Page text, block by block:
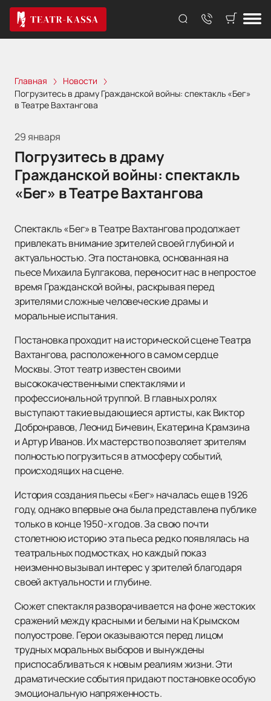
Главная
Новости
Погрузитесь в драму Гражданской войны: спектакль «Бег»
в Театре Вахтангова
29 января
Погрузитесь в драму
Гражданской войны: спектакль
«Бег» в Театре Вахтангова
Спектакль «Бег» в Театре Вахтангова продолжает
привлекать внимание зрителей своей глубиной и
актуальностью. Эта постановка, основанная на
пьесе Михаила Булгакова, переносит нас в непростое
время Гражданской войны, раскрывая перед
зрителями сложные человеческие драмы и
моральные испытания.
Постановка проходит на исторической сцене Театра
Вахтангова, расположенного в самом сердце
Москвы. Этот театр известен своими
высококачественными спектаклями и
профессиональной труппой. В главных ролях
выступают такие выдающиеся артисты, как Виктор
Добронравов, Леонид Бичевин, Екатерина Крамзина
и Артур Иванов. Их мастерство позволяет зрителям
полностью погрузиться в атмосферу событий,
происходящих на сцене.
История создания пьесы «Бег» началась еще в 1926
году, однако впервые она была представлена публике
только в конце 1950-х годов. За свою почти
столетнюю историю эта пьеса редко появлялась на
театральных подмостках, но каждый показ
неизменно вызывал интерес у зрителей благодаря
своей актуальности и глубине.
Сюжет спектакля разворачивается на фоне жестоких
сражений между красными и белыми на Крымском
полуострове. Герои оказываются перед лицом
трудных моральных выборов и вынуждены
приспосабливаться к новым реалиям жизни. Эти
драматические события придают постановке особую
эмоциональную напряженность.